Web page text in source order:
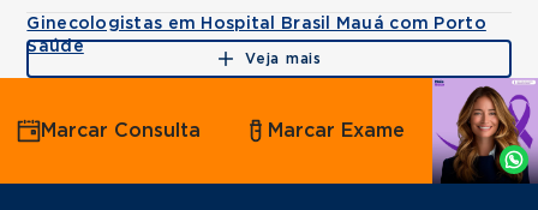
Ginecologistas em Hospital Brasil Mauá com Porto
Saúde
Veja mais
Agende
por
Whatsapp
Marcar Consulta Marcar Exame